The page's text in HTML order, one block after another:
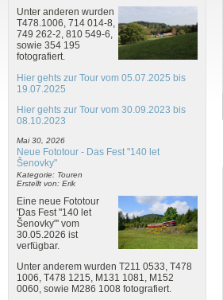
Unter anderen wurden
T478.1006, 714 014-8,
749 262-2, 810 549-6,
sowie 354 195
fotografiert.
Hier gehts zur Tour vom 05.07.2025 bis
19.07.2025
Hier gehts zur Tour vom 30.09.2023 bis
08.10.2023
Mai 30, 2026
Neue Fototour - Das Fest "140 let
Šenovky"
Kategorie: Touren
Erstellt von: Erik
Eine neue Fototour
'Das Fest "140 let
Šenovky"' vom
30.05.2026 ist
verfügbar.
Unter anderem wurden T211 0533, T478
1006, T478 1215, M131 1081, M152
0060, sowie M286 1008 fotografiert.